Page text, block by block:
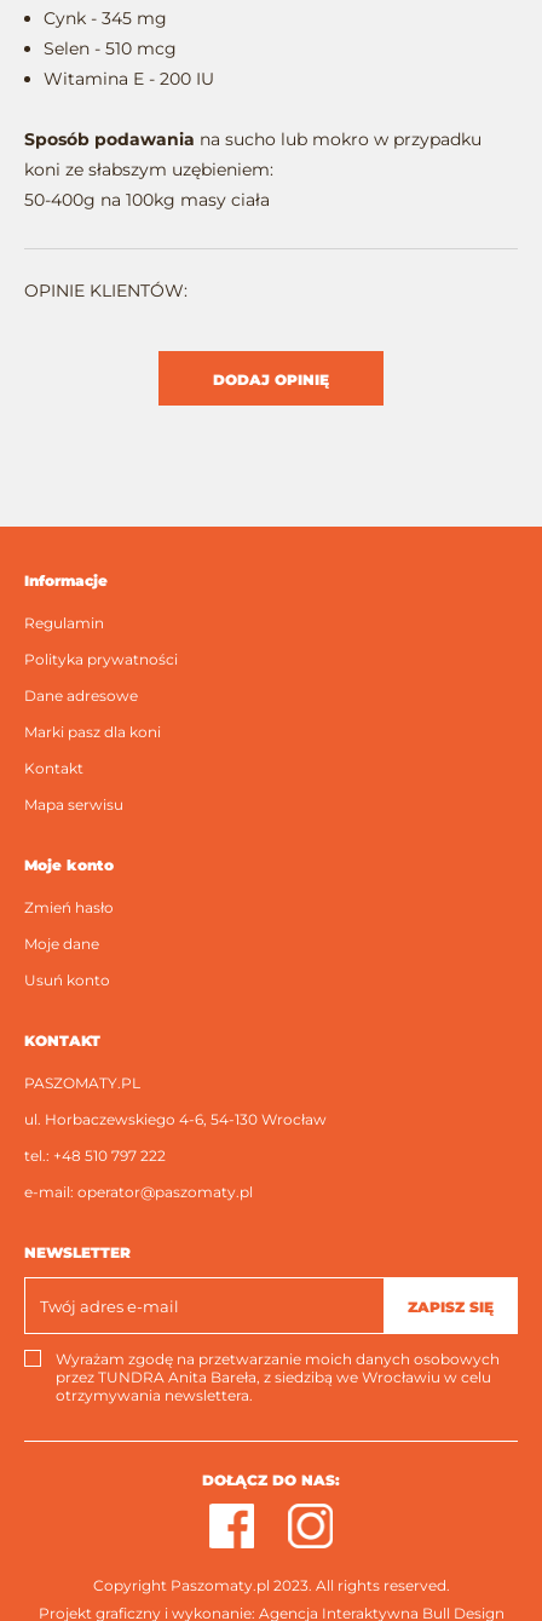
Cynk - 345 mg
Selen - 510 mcg
Witamina E - 200 IU
Sposób podawania na sucho lub mokro w przypadku
koni ze słabszym uzębieniem:
50-400g na 100kg masy ciała
OPINIE KLIENTÓW:
DODAJ OPINIĘ
Informacje
Regulamin
Polityka prywatności
Dane adresowe
Marki pasz dla koni
Kontakt
Mapa serwisu
Moje konto
Zmień hasło
Moje dane
Usuń konto
KONTAKT
PASZOMATY.PL
ul. Horbaczewskiego 4-6, 54-130 Wrocław
tel.: +48 510 797 222
e-mail: operator@paszomaty.pl
NEWSLETTER
ZAPISZ SIĘ
Wyrażam zgodę na przetwarzanie moich danych osobowych
przez TUNDRA Anita Bareła, z siedzibą we Wrocławiu w celu
otrzymywania newslettera.
Copyright Paszomaty.pl 2023. All rights reserved.
DOŁĄCZ DO NAS:
Projekt graficzny i wykonanie: Agencja Interaktywna Bull Design